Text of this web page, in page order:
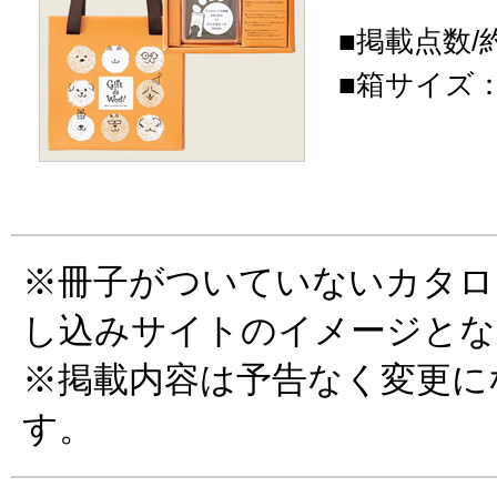
■掲載点数/
■箱サイズ
※冊子がついていないカタ
し込みサイトのイメージと
※掲載内容は予告なく変更
す。